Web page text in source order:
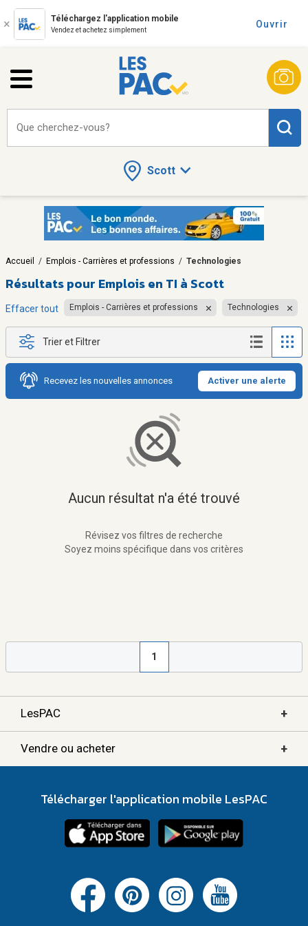
Téléchargez l'application mobile
Vendez et achetez simplement
Ouvrir
Scott
Que cherchez-vous?
Accueil / Emplois - Carrières et professions / Technologies
Résultats pour Emplois en TI à Scott
Effacer tout Emplois - Carrières et professions Technologies
Trier et Filtrer
Recevez les nouvelles annonces Activer une alerte
Aucun résultat n'a été trouvé
Révisez vos filtres de recherche
Soyez moins spécifique dans vos critères
1
LesPAC +
Vendre ou acheter +
Télécharger l'application mobile LesPAC